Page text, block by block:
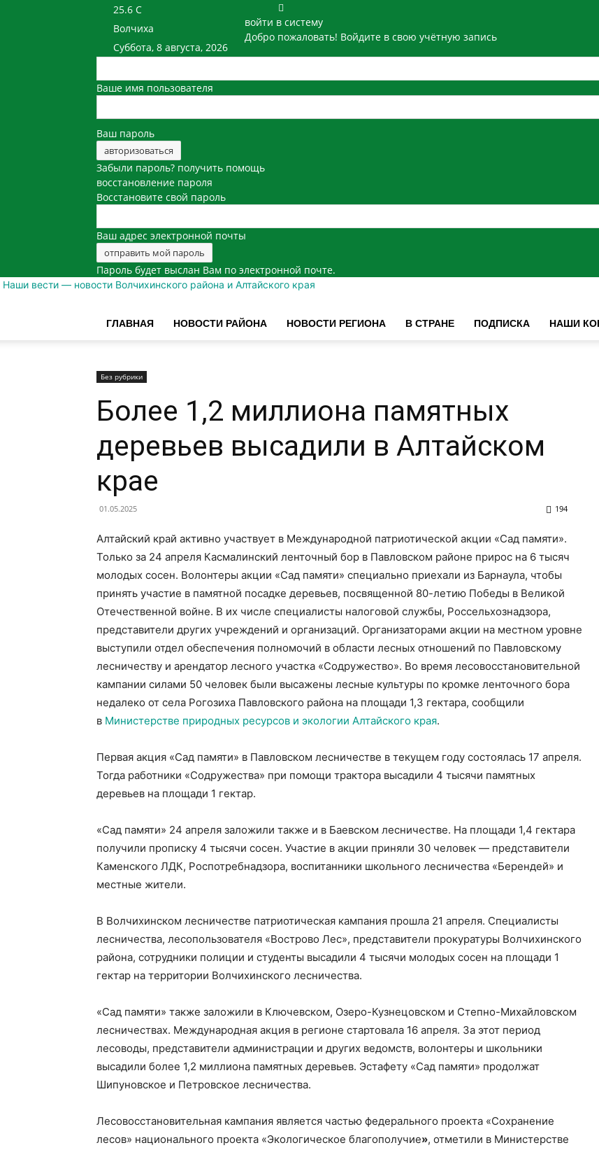
25.6 C
Волчиха
Суббота, 8 августа, 2026
войти в систему
Добро пожаловать! Войдите в свою учётную запись
Ваше имя пользователя
Ваш пароль
Забыли пароль? получить помощь
восстановление пароля
Восстановите свой пароль
Ваш адрес электронной почты
Пароль будет выслан Вам по электронной почте.
Наши вести — новости Волчихинского района и Алтайского края
ГЛАВНАЯ НОВОСТИ РАЙОНА НОВОСТИ РЕГИОНА В СТРАНЕ ПОДПИСКА НАШИ
Без рубрики
Более 1,2 миллиона памятных
деревьев высадили в Алтайском
крае
01.05.2025 194
Алтайский край активно участвует в Международной патриотической акции «Сад памяти».
Только за 24 апреля Касмалинский ленточный бор в Павловском районе прирос на 6 тысяч
молодых сосен. Волонтеры акции «Сад памяти» специально приехали из Барнаула, чтобы
принять участие в памятной посадке деревьев, посвященной 80-летию Победы в Великой
Отечественной войне. В их числе специалисты налоговой службы, Россельхознадзора,
представители других учреждений и организаций. Организаторами акции на местном уровне
выступили отдел обеспечения полномочий в области лесных отношений по Павловскому
лесничеству и арендатор лесного участка «Содружество». Во время лесовосстановительной
кампании силами 50 человек были высажены лесные культуры по кромке ленточного бора
недалеко от села Рогозиха Павловского района на площади 1,3 гектара, сообщили
в Министерстве природных ресурсов и экологии Алтайского края.
Первая акция «Сад памяти» в Павловском лесничестве в текущем году состоялась 17 апреля.
Тогда работники «Содружества» при помощи трактора высадили 4 тысячи памятных
деревьев на площади 1 гектар.
«Сад памяти» 24 апреля заложили также и в Баевском лесничестве. На площади 1,4 гектара
получили прописку 4 тысячи сосен. Участие в акции приняли 30 человек — представители
Каменского ЛДК, Роспотребнадзора, воспитанники школьного лесничества «Берендей» и
местные жители.
В Волчихинском лесничестве патриотическая кампания прошла 21 апреля. Специалисты
лесничества, лесопользователя «Вострово Лес», представители прокуратуры Волчихинского
района, сотрудники полиции и студенты высадили 4 тысячи молодых сосен на площади 1
гектар на территории Волчихинского лесничества.
«Сад памяти» также заложили в Ключевском, Озеро-Кузнецовском и Степно-Михайловском
лесничествах. Международная акция в регионе стартовала 16 апреля. За этот период
лесоводы, представители администрации и других ведомств, волонтеры и школьники
высадили более 1,2 миллиона памятных деревьев. Эстафету «Сад памяти» продолжат
Шипуновское и Петровское лесничества.
Лесовосстановительная кампания является частью федерального проекта «Сохранение
лесов» национального проекта «Экологическое благополучие», отметили в Министерстве